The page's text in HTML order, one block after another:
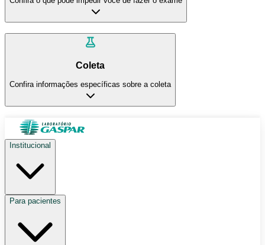
Coleta
Confira informações específicas sobre a coleta
Institucional
Para pacientes